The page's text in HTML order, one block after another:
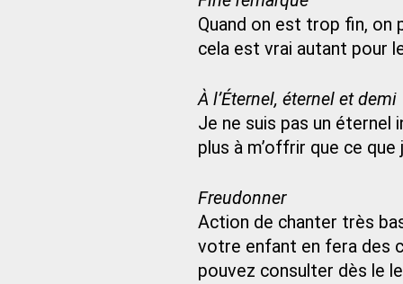
Quand on est trop fin, on
cela est vrai autant pour
À l’Éternel, éternel et demi
Je ne suis pas un éternel
plus à m’offrir que ce que
Freudonner
Action de chanter très
votre enfant en fera des
pouvez consulter dès le